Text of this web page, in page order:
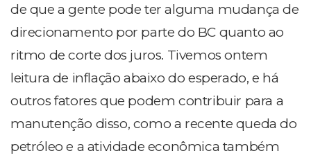
de que a gente pode ter alguma mudança de
direcionamento por parte do BC quanto ao
ritmo de corte dos juros. Tivemos ontem
leitura de inflação abaixo do esperado, e há
outros fatores que podem contribuir para a
manutenção disso, como a recente queda do
petróleo e a atividade econômica também